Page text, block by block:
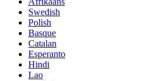
Swedish
Polish
Basque
Catalan
Esperanto
Hindi
Lao